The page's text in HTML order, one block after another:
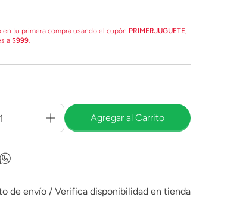
tu primera compra usando el cupón PRIMERJUGUETE,
a $999.
Agregar al Carrito